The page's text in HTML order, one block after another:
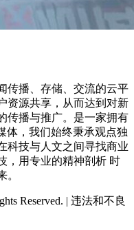
传播、存储、交流的云平
资源共享，从而达到对新
传播与推广。是一家拥有
体，我们始终秉承观点独
科技与人文之间寻找商业
，用专业的精神剖析 时
。
Reserved. | 违法和不良